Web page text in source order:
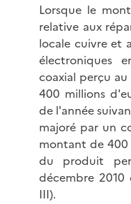
Lorsque le
relative aux
locale cuivre et
électroniques
coaxial perçu
400 millions
de l'année
majoré par un
montant de
du produit
décembre 2010
III).